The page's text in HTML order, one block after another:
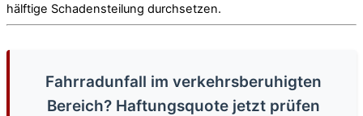
hälftige Schadensteilung durchsetzen.
Fahrradunfall im verkehrsberuhigten
Bereich? Haftungsquote jetzt prüfen